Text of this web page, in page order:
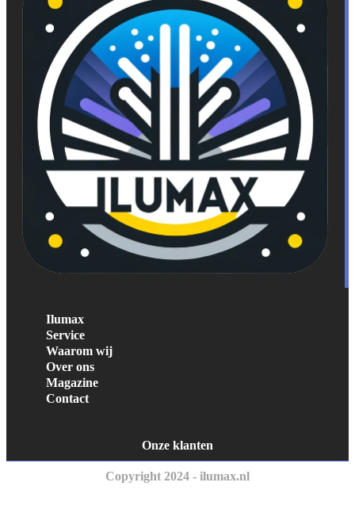
Ilumax
Service
Waarom wij
Over ons
Magazine
Contact
Onze klanten
Copyright 2024 - ilumax.nl